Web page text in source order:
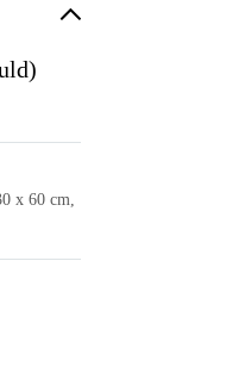
x 60 cm,